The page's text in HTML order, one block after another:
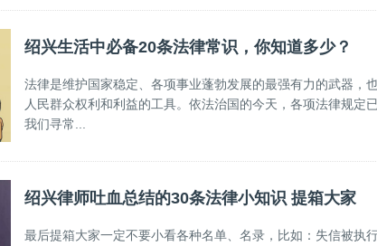
绍兴生活中必备20条法律常识，你知道多少？
法律是维护国家稳定、各项事业蓬勃发展的最强有力的武器，
人民群众权利和利益的工具。依法治国的今天，各项法律规定
我们寻常...
绍兴律师吐血总结的30条法律小知识 提箱大家
最后提箱大家一定不要小看各种名单、名录，比如：失信被执